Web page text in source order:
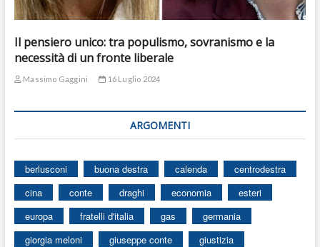
Il pensiero unico: tra populismo, sovranismo e la
necessità di un fronte liberale
Massimo Gaggini 16 Luglio 2024
ARGOMENTI
berlusconi buona destra calenda
centrodestra
cina
conte draghi economia
esteri
europa
fratelli d'italia gas
germania
giorgia meloni
giuseppe conte
giustizia